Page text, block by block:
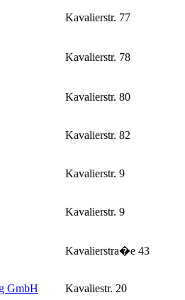
Kavalierstr. 77
Kavalierstr. 78
Kavalierstr. 80
Kavalierstr. 82
Kavalierstr. 9
Kavalierstr. 9
Kavalierstra�e 43
GmbH Kavaliestr. 20